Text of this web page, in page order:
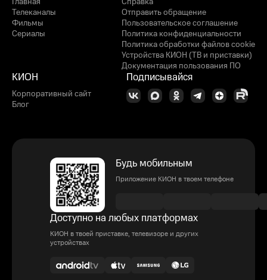
Телеканалы
Фильмы
Сериалы
Отправить обращение
Пользовательское соглашение
Политика конфиденциальности
Политика обработки файлов cookie
Устройства КИОН (ТВ и приставки)
Документация пользования ПО
КИОН
Корпоративный сайт
Блог
Подписывайся
Будь мобильным
Приложение КИОН в твоем телефоне
Доступно на любых платформах
КИОН в твоей приставке, телевизоре и других
устройствах